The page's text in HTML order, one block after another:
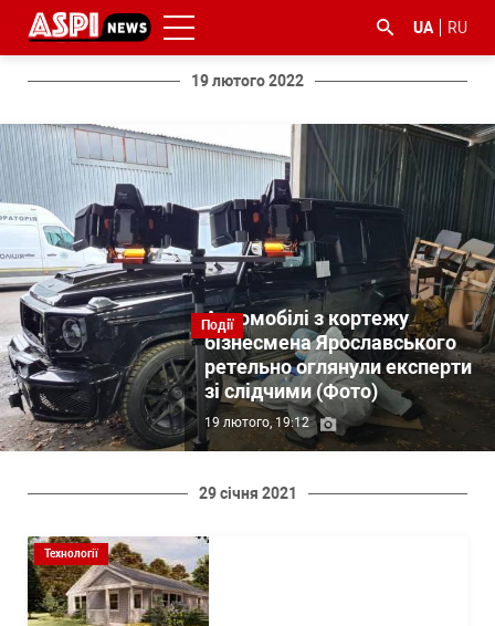
UA RU
19 лютого 2022
Події
Автомобілі з кортежу
бізнесмена Ярославського
ретельно оглянули експерти
зі слідчими (Фото)
19 лютого, 19:12
29 січня 2021
Технології
#ООС
#боротьба
з
корупцією
#ДФС #Київ #коронавірус